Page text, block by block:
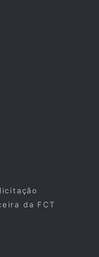
da FCT